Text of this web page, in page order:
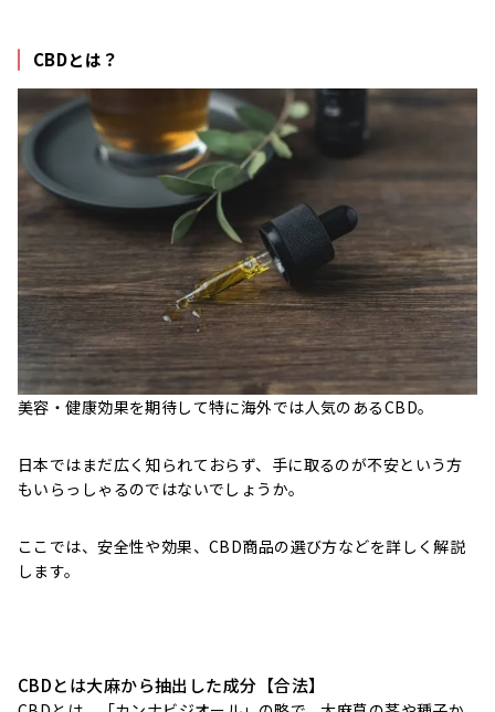
CBDとは？
美容・健康効果を期待して特に海外では人気のあるCBD。
日本ではまだ広く知られておらず、手に取るのが不安という方
もいらっしゃるのではないでしょうか。
ここでは、安全性や効果、CBD商品の選び方などを詳しく解説
します。
CBDとは大麻から抽出した成分【合法】